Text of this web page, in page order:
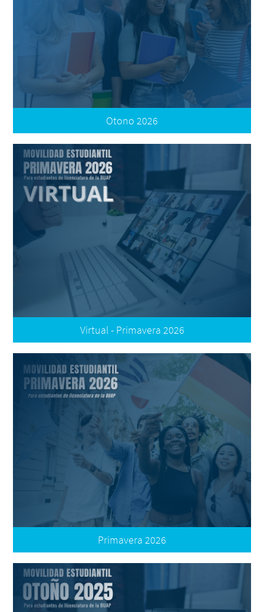
Convocatoria
Oferta Nacional e Internacional
Plataforma de Registro
Resultados: Aceptados
Resultados: Reubicación
Resultados: Por Reubicar
Oferta Internacional Reubicación
Oferta Nacional Reubicación
Otono 2026
Convocatoria
Oferta
Registro
Virtual - Primavera 2026
Convocatoria Internacional
Convocatoria Nacional
Términos de Participación
Oferta Nacional e Internacional
Primavera 2026